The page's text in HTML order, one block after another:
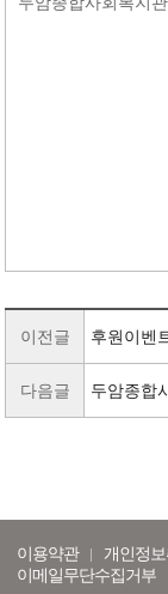
이전글 후원이벤
다음글 두암종합
이용약관 개인정
이메일무단수집거부